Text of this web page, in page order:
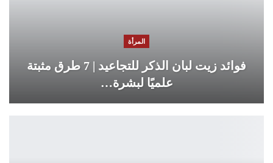
المرأة
فوائد زيت لبان الذكر للتجاعيد | 7 طرق مثبتة
علميًا لبشرة…